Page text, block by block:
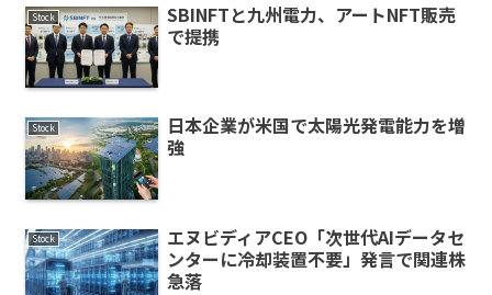
Stock
SBINFTと九州電力、アートNFT販売
で提携
Stock
日本企業が米国で太陽光発電能力を増
強
Stock
エヌビディアCEO「次世代AIデータセ
ンターに冷却装置不要」発言で関連株
急落